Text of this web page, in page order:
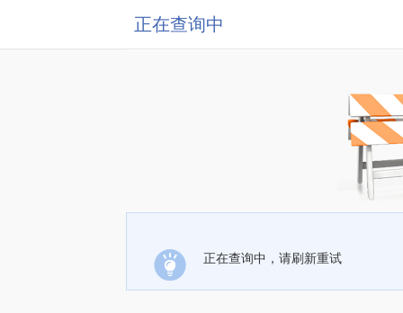
正在查询中
正在查询中，请刷新重试